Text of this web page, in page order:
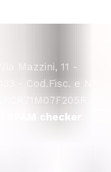
Mazzini, 11 -
- Cod.Fisc. e N°
-
SPAM checker